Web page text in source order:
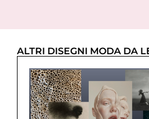
ALTRI DISEGNI MODA DA